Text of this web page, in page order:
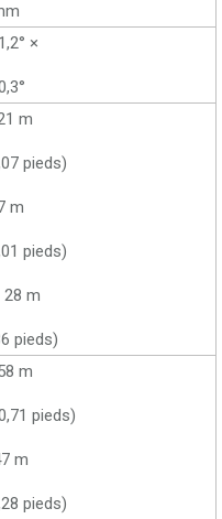
×
m
pieds)
m
pieds)
28 m
pieds)
m
pieds)
m
pieds)